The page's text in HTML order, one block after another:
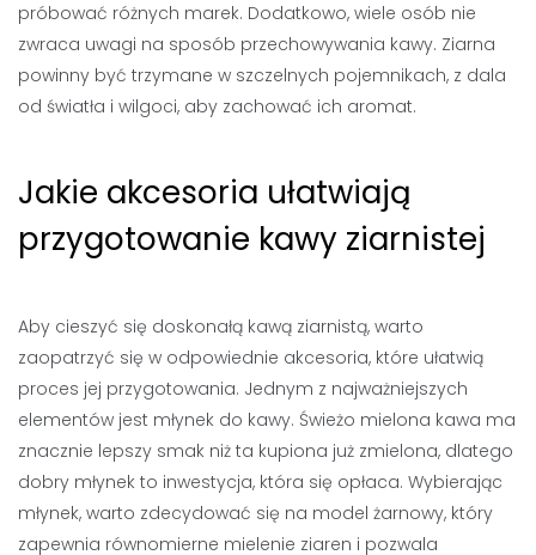
próbować różnych marek. Dodatkowo, wiele osób nie
zwraca uwagi na sposób przechowywania kawy. Ziarna
powinny być trzymane w szczelnych pojemnikach, z dala
od światła i wilgoci, aby zachować ich aromat.
Jakie akcesoria ułatwiają
przygotowanie kawy ziarnistej
Aby cieszyć się doskonałą kawą ziarnistą, warto
zaopatrzyć się w odpowiednie akcesoria, które ułatwią
proces jej przygotowania. Jednym z najważniejszych
elementów jest młynek do kawy. Świeżo mielona kawa ma
znacznie lepszy smak niż ta kupiona już zmielona, dlatego
dobry młynek to inwestycja, która się opłaca. Wybierając
młynek, warto zdecydować się na model żarnowy, który
zapewnia równomierne mielenie ziaren i pozwala